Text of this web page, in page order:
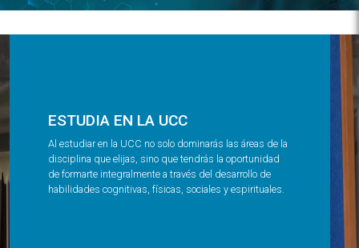
ESTUDIA EN LA UCC
Al estudiar en la UCC no solo dominarás las áreas de la
disciplina que elijas, sino que tendrás la oportunidad
de formarte integralmente a través del desarrollo de
habilidades cognitivas, físicas, sociales y espirituales.